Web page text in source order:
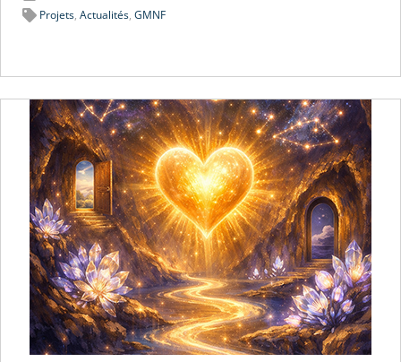
Projets,Actualités,GMNF